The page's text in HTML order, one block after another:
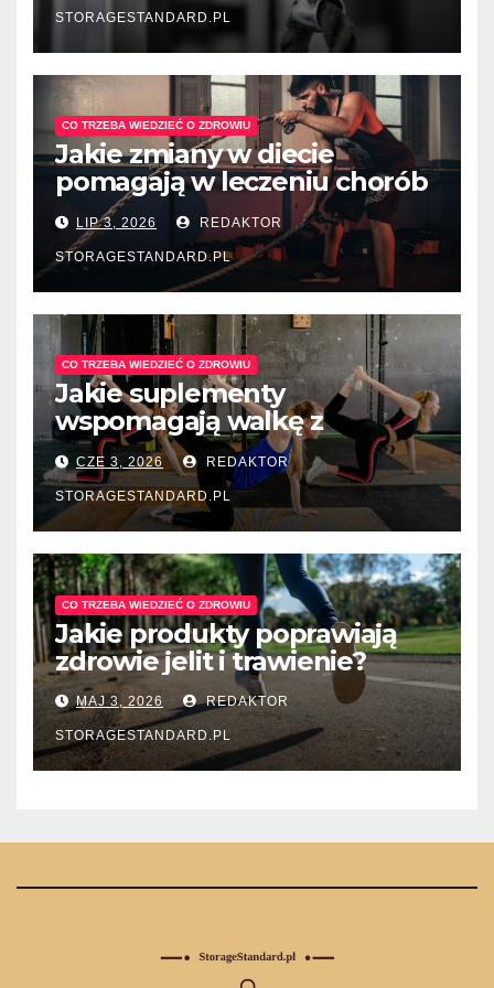
STORAGESTANDARD.PL
CO TRZEBA WIEDZIEĆ O ZDROWIU
Jakie zmiany w diecie
pomagają w leczeniu chorób
układu pokarmowego?
LIP 3, 2026 REDAKTOR
STORAGESTANDARD.PL
CO TRZEBA WIEDZIEĆ O ZDROWIU
Jakie suplementy
wspomagają walkę z
depresją sezonową?
CZE 3, 2026 REDAKTOR
STORAGESTANDARD.PL
CO TRZEBA WIEDZIEĆ O ZDROWIU
Jakie produkty poprawiają
zdrowie jelit i trawienie?
MAJ 3, 2026 REDAKTOR
STORAGESTANDARD.PL